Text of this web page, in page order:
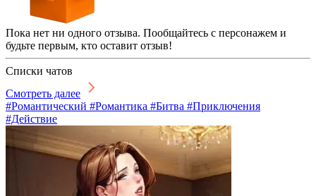
Пока нет ни одного отзыва. Пообщайтесь с персонажем и
будьте первым, кто оставит отзыв!
Списки чатов
Смотреть далее
#Романтический #Романтика #Битва #Приключения
#Действие